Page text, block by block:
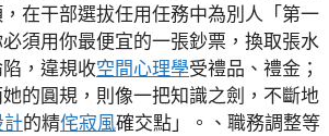
在干部選拔任用任務中為別人「第一
須用你最便宜的一張鈔票，換取張水
，違規收空間心理學受禮品、禮金；
的圓規，則像一把知識之劍，不斷地
計的精侘寂風確交點」。、職務調整等